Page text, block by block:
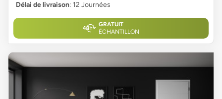
Délai de livraison: 12 Journées
GRATUIT
ÉCHANTILLON